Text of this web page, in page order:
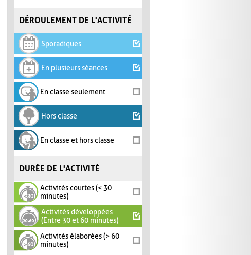
DÉROULEMENT DE L'ACTIVITÉ
Sporadiques
En plusieurs séances
En classe seulement
Hors classe
En classe et hors classe
DURÉE DE L'ACTIVITÉ
Activités courtes (< 30
minutes)
Activités développées
(Entre 30 et 60 minutes)
Activités élaborées (> 60
minutes)